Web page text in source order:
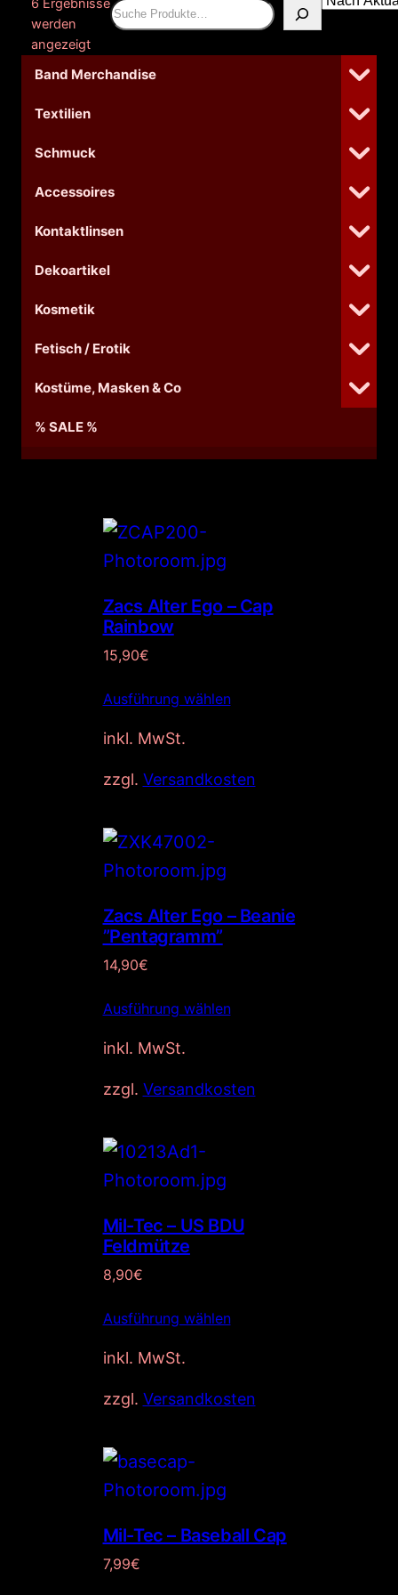
6 Ergebnisse
werden
angezeigtNach
sortiert
Suchen
Band Merchandise
Textilien
Schmuck
Accessoires
Kontaktlinsen
Dekoartikel
Kosmetik
Fetisch / Erotik
Kostüme, Masken & Co
% SALE %
Zacs Alter Ego – Cap
Rainbow
15,90€
Ausführung wählen
inkl. MwSt.
zzgl. Versandkosten
Zacs Alter Ego – Beanie
”Pentagramm”
14,90€
Ausführung wählen
inkl. MwSt.
zzgl. Versandkosten
Mil-Tec – US BDU
Feldmütze
8,90€
Ausführung wählen
inkl. MwSt.
zzgl. Versandkosten
Mil-Tec – Baseball Cap
7,99€